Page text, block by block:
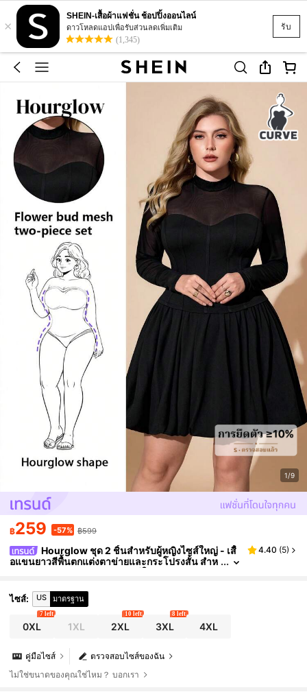
รับ
×
SHEIN-เสื้อผ้าแฟชั่น ช้อปปิ้งออนไลน์
ดาวโหลดแอปเพื่อรับส่วนลดเพิ่มเติม
(1,345)
1/9
฿259 -57% ฿599
Hourglow ชุด 2 ชิ้นสำหรับผู้หญิงไซส์ใหญ่ - เสื้
อแขนยาวสีพื้นตกแต่งตาข่ายและกระโปรงสั้น สำห
4.40 (5)
ไซส์: US มาตรฐาน
0XL
7 left
1XL 2XL
10 left
3XL
8 left
4XL
ตรวจสอบไซส์ของฉัน
คู่มือไซส์
ไม่ใช่ขนาดของคุณใช่ไหม？ บอกเรา